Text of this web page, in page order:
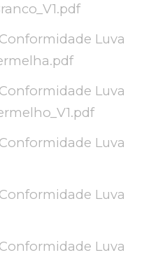
Luva
Luva
Luva
Luva
Luva